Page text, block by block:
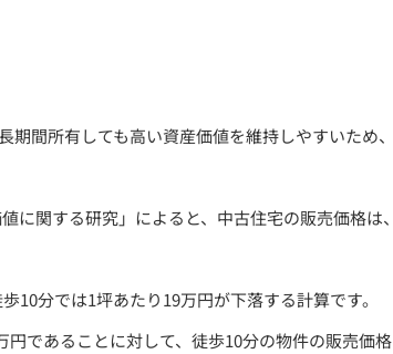
間所有しても高い資産価値を維持しやすいため、
に関する研究」によると、中古住宅の販売価格は、
10分では1坪あたり19万円が下落する計算です。
であることに対して、徒歩10分の物件の販売価格